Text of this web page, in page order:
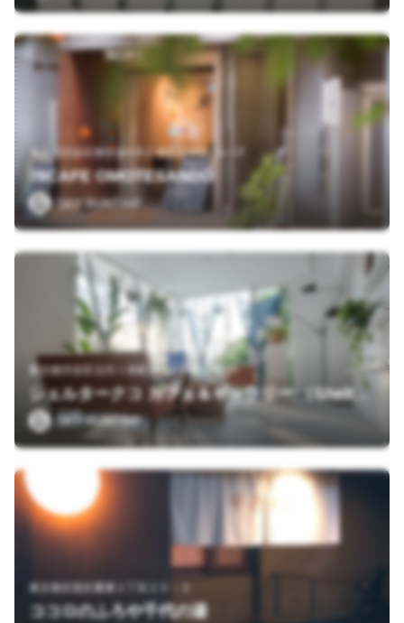
東京都渋谷区神宮前4-9-2 神宮前MMビル１F
76CAFE OMOTESANDO
SKY RUNTRIP
東京都渋谷区元代々木町33-12 SHELT'N 2F
シェルタークコ カフェ＆ギャラリー （Shelter KUKO cafe & gallery）
SKY RUNTRIP
東京都目黒区鷹番２丁目２０－３
ココロのふろや千代の湯